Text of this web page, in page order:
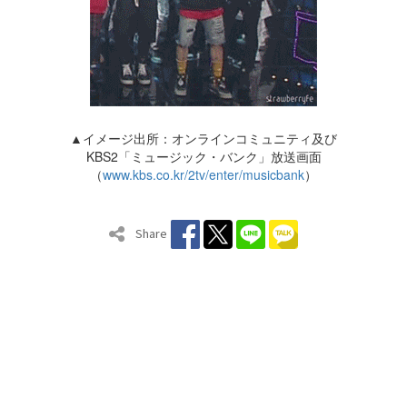
▲イメージ出所：オンラインコミュニティ及び
KBS2「ミュージック・バンク」放送画面
（www.kbs.co.kr/2tv/enter/musicbank）
Share